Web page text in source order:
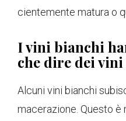
cientemente matura o
I vini bianchi
che dire dei
Alcuni vini bianchi
macerazione. Questo